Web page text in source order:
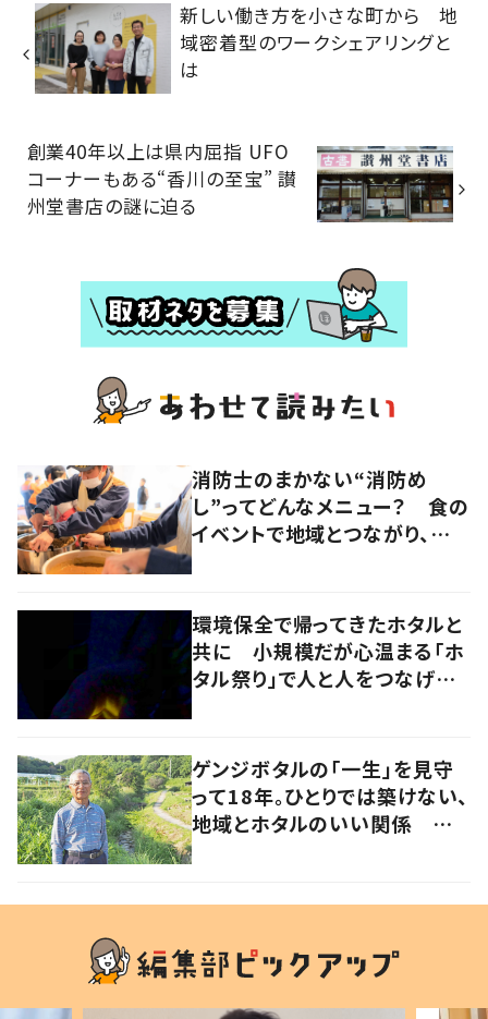
新しい働き方を小さな町から 地
域密着型のワークシェアリングと
は
創業40年以上は県内屈指 UFO
コーナーもある“香川の至宝” 讃
州堂書店の謎に迫る
消防士のまかない“消防め
し”ってどんなメニュー？ 食の
イベントで地域とつながり、防
環境保全で帰ってきたホタルと
共に 小規模だが心温まる「ホ
タル祭り」で人と人をつなげ
ゲンジボタルの「一生」を見守
って18年。ひとりでは築けない、
地域とホタルのいい関係 岡